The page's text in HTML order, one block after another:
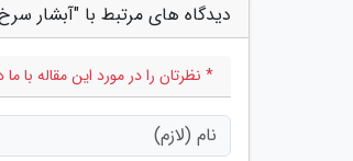
دیدگاه های مرتبط با "آبشار
* نظرتان را در مورد این مقاله با ما